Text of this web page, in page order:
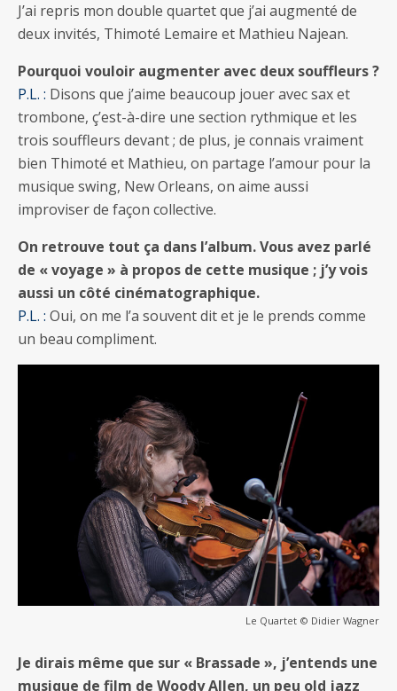
J’ai repris mon double quartet que j’ai augmenté de
deux invités, Thimoté Lemaire et Mathieu Najean.
Pourquoi vouloir augmenter avec deux souffleurs ?
P.L. : Disons que j’aime beaucoup jouer avec sax et
trombone, ç’est-à-dire une section rythmique et les
trois souffleurs devant ; de plus, je connais vraiment
bien Thimoté et Mathieu, on partage l’amour pour la
musique swing, New Orleans, on aime aussi
improviser de façon collective.
On retrouve tout ça dans l’album. Vous avez parlé
de « voyage » à propos de cette musique ; j’y vois
aussi un côté cinématographique.
P.L. : Oui, on me l’a souvent dit et je le prends comme
un beau compliment.
Le Quartet © Didier Wagner
Je dirais même que sur « Brassade », j’entends une
musique de film de Woody Allen, un peu old jazz